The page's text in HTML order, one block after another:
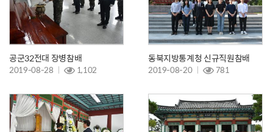
공군32전대 장병참배
2019-08-28 1,102
동북지방통계청 신규직원참배
2019-08-20 781